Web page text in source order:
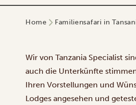
Home Familiensafari in
Wir von Tanzania Specialist
auch die Unterkünfte
Ihren Vorstellungen und
Lodges angesehen und